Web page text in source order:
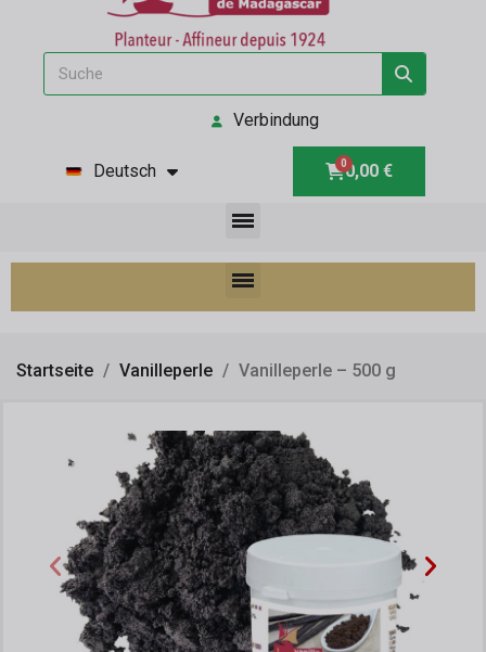
Verbindung
Deutsch 0,00 €
Startseite Vanilleperle Vanilleperle – 500 g